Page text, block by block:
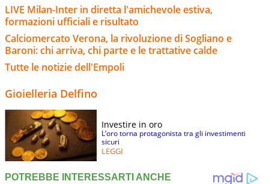
LIVE Milan-Inter in diretta l'amichevole estiva,
formazioni ufficiali e risultato
Calciomercato Verona, la rivoluzione di Sogliano e
Baroni: chi arriva, chi parte e le trattative calde
Tutte le notizie dell'Empoli
Gioielleria Delfino
Investire in oro
L’oro torna protagonista tra gli investimenti
sicuri
LEGGI